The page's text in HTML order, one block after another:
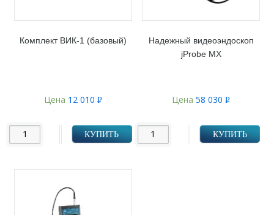
Комплект ВИК-1 (базовый)
Цена 12 010 Р
КУПИТЬ
Надежный видеоэндоскоп
jProbe MX
Цена58 030Р
КУПИТЬ